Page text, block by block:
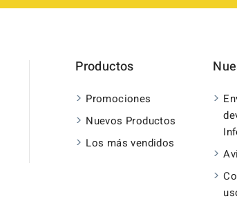
Productos
Promociones
Nuevos Productos
Los más vendidos